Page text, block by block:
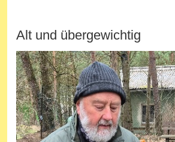
Alt und übergewichtig